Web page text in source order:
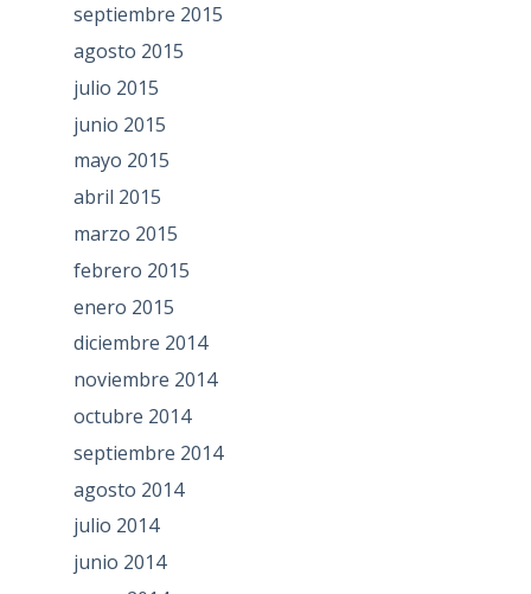
septiembre 2015
agosto 2015
julio 2015
junio 2015
mayo 2015
abril 2015
marzo 2015
febrero 2015
enero 2015
diciembre 2014
noviembre 2014
octubre 2014
septiembre 2014
agosto 2014
julio 2014
junio 2014